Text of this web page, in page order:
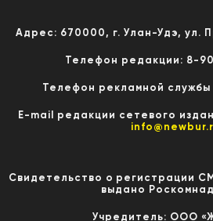
Адрес: 670000, г. Улан-Удэ, ул.
Телефон редакции: 8-
Телефон рекламной
E-mail редакции сетевого
Свидетельство о регистрации
выдано
Учредитель: ООО